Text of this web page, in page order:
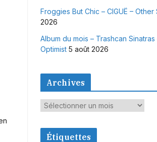
Froggies But Chic – CIGUË – Other
2026
Album du mois – Trashcan
Optimist 5 août 2026
Archives
A
c
Étiquettes